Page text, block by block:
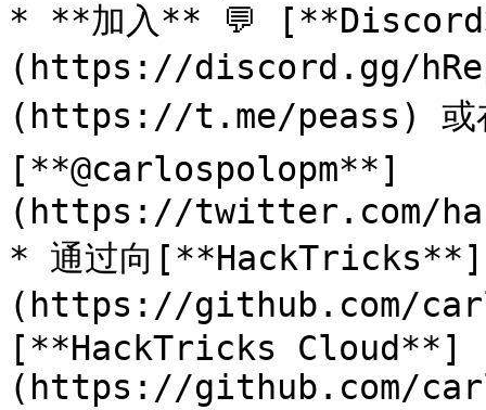
* **加入** 💬
(https://discord.gg/
(https://t.me/peass) 或
[**@carlospolopm**]
(https://twitter.com/
* 通过向[**HackTricks**]
(https://github.com/
[**HackTricks Cloud**]
(https://github.com/